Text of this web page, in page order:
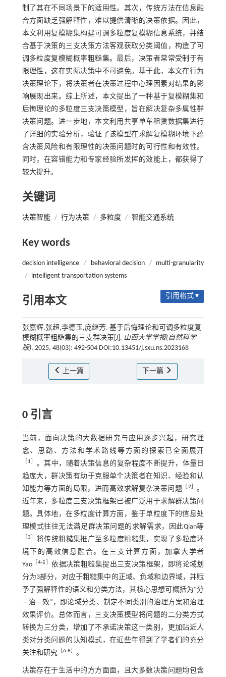
制了其在不同场景下的适用性。其次，传统方法在信息融
合方面缺乏强解释性，难以提供清晰的决策依据。因此，
本文利用复模糊集构建可调多粒度复模糊信息系统，并结
合基于决策的三支决策方法客观获取分类阈值，构造了可
调多粒度复模糊概率粗糙集。最后，决策者常常受制于有
限理性，这在实际决策中不可避免。基于此，本文在行为
决策理论下，将决策者在决策过程中心理因素对结果的影
响展现出来。综上所述，本文提出了一种基于复模糊集和
后悔理论的多粒度三支决策模型，旨在解决复杂多属性群
决策问题。进一步地，本文利用共享单车租赁数据集进行
了详细的实验分析，验证了该模型在求解复模糊环境下蕴
含决策风险和有限理性的决策问题时的可行性和有效性。
同时，在容错能力和专家经验所发挥的效能上，都获得了
较大提升。
关键词
决策智能 / 行为决策 / 多粒度 / 智能交通系统
Key words
decision intelligence / behavioral decision /
multi-granularity
/
intelligent transportation systems
引用本文 引用格式 ▾
张嘉辉,张超,李德玉,庞继芳. 基于后悔理论和可调多粒度复
模糊概率粗糙集的三支群决策[J]. 山西大学学报(自然科学
版), 2025, 48(03): 492-504 DOI:10.13451/j.sxu.ns.2023168
上一篇 下一篇
0 引言
当前，面向决策的大数据研究与应用逐步兴起，研究理
念、思路、方法和学术路线等方面的探索已全面展开
1
。其中，随着决策信息的复杂程度不断提升，体量日
趋庞大，群决策有助于克服单个决策者在知识、经验和认
知能力等方面的局限，进而高效求解复杂决策问题
2
。
近年来，多粒度三支决策框架已被广泛用于求解群决策问
题。具体地，在多粒度计算方面，鉴于单粒度下的信息处
理模式往往无法满足群决策问题的求解需求，因此Qian等
［3
将传统粗糙集推广至多粒度粗糙集，实现了多粒度环
境下的高效信息融合。在三支计算方面，加拿大学者
Yao［4-5 ］依据决策粗糙集提出三支决策框架，即将论域划
分为3部分，对应于粗糙集中的正域、负域和边界域，并赋
予了强解释性的语义和分类方法，其核心思想可概括为“分
—治—效”，即论域分类、制定不同类别的治理方案和治理
效果评价。总体而言，三支决策模型将问题的二分类方式
转换为三分类，增加了不承诺决策这一类别，更加贴近人
类对分类问题的认知模式，在近些年得到了学者们的充分
关注和研究
6-8 。
决策存在于生活中的方方面面，且大多数决策问题均包含